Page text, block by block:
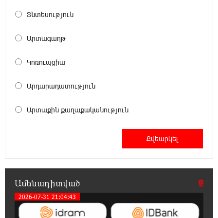
առաջարկում է պահանջարկ չունեցող
մասնագիտություններ. Ատոմ Մխիթարյան
ազգային ողբերգություն է․ Ավետիք
Չպետք է լռել, պետք է խոսել Բաքվի ռեժիմի
17:06:15 6-08-2026
հայության խայտառակություն» է անվանել
Ամենայն Հայոց Կաթողիկոսի նկատմամբ
դատավարությունը
Տնտեսություն
Արտագաղթ
Կոռուպցիա
Արդարադատություն
Արտաքին քաղաքականություն
Ամենադիտված
2026-07-31 21:04:43